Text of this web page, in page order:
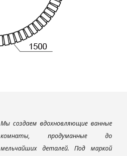
Мы создаем вдохновляющие ванные
комнаты, продуманные до
мельчайших деталей. Под маркой